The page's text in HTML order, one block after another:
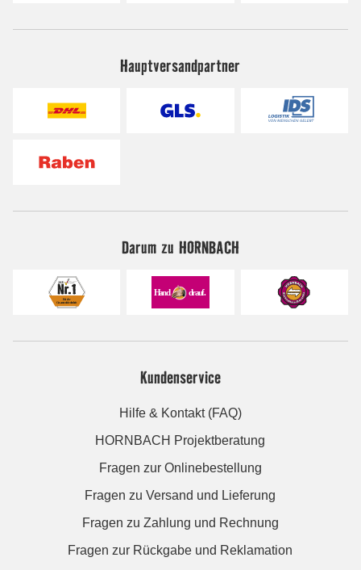
Hauptversandpartner
Darum zu HORNBACH
Kundenservice
Hilfe & Kontakt (FAQ)
HORNBACH Projektberatung
Fragen zur Onlinebestellung
Fragen zu Versand und Lieferung
Fragen zu Zahlung und Rechnung
Fragen zur Rückgabe und Reklamation